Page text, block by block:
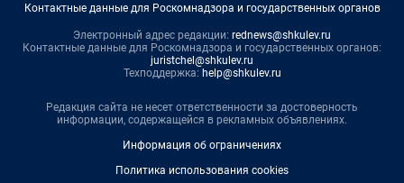
Контактные данные для Роскомнадзора и государственных органов
Электронный адрес редакции: rednews@shkulev.ru
Контактные данные для Роскомнадзора и государственных органов:
juristchel@shkulev.ru
Техподдержка: help@shkulev.ru
Редакция сайта не несет ответственности за достоверность
информации, содержащейся в рекламных объявлениях.
Информация об ограничениях
Политика использования cookies